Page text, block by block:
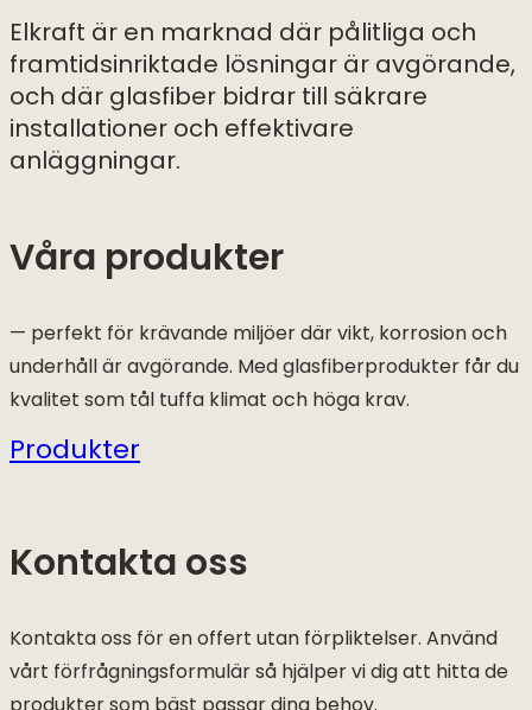
Elkraft är en marknad där pålitliga och
framtidsinriktade lösningar är avgörande,
och där glasfiber bidrar till säkrare
installationer och effektivare
anläggningar.
Våra produkter
— perfekt för krävande miljöer där vikt, korrosion och
underhåll är avgörande. Med glasfiberprodukter får du
kvalitet som tål tuffa klimat och höga krav.
Produkter
Kontakta oss
Kontakta oss för en offert utan förpliktelser. Använd
vårt förfrågningsformulär så hjälper vi dig att hitta de